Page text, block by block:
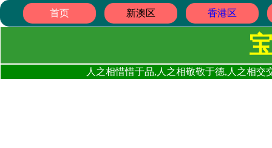
首页 新澳区 香港区
人之相惜惜于品,人之相敬敬于德,人之相